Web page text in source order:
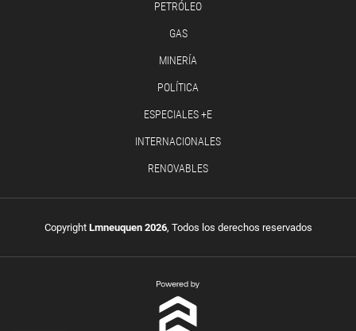
PETRÓLEO
GAS
MINERÍA
POLÍTICA
ESPECIALES +E
INTERNACIONALES
RENOVABLES
Copyright Lmneuquen 2026, Todos los derechos reservados